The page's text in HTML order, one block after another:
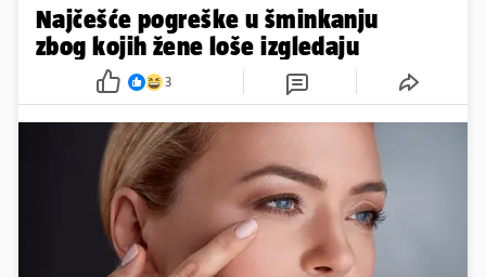
Najčešće pogreške u šminkanju
zbog kojih žene loše izgledaju
3